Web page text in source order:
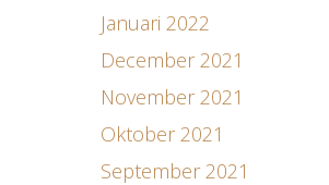
Januari 2022
December 2021
November 2021
Oktober 2021
September 2021